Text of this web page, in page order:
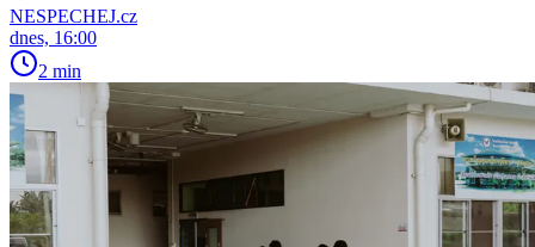
NESPECHEJ.cz
dnes, 16:00
2 min